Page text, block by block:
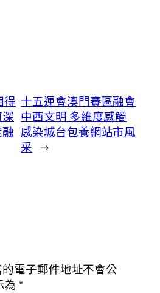
得 十五運會澳門賽區融會
中西文明 多維度感觸
感染城台包養網站市風
采 →
電子郵件地址不會公
為*